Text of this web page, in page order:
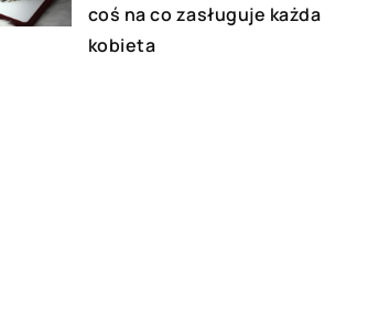
coś na co zasługuje każda
kobieta